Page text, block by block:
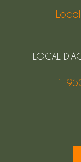
LOCAL
1